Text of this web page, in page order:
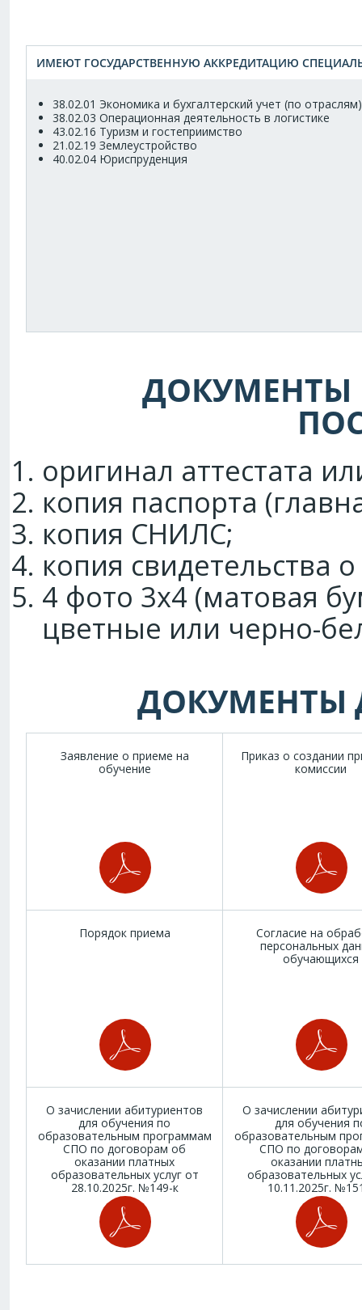
ИМЕЮТ ГОСУДАРСТВЕННУЮ АККРЕДИТАЦИЮ
38.02.01 Экономика и бухгалтерский учет (по отраслям)
38.02.03 Операционная деятельность в логистике
43.02.16 Туризм и гостеприимство
21.02.19 Землеустройство
40.02.04 Юриспруденция
оригинал аттестата
копия паспорта
копия СНИЛС;
копия свидетельства
4 фото 3х4 (матовая
цветные или черно-
ДОКУМЕНТЫ
Заявление о приеме на
обучение
Приказ о создании
комиссии
Порядок приема
Согласие на
персональных
обучающихся
О зачислении абитуриентов
для обучения по
образовательным программам
СПО по договорам об
оказании платных
образовательных услуг от
28.10.2025г. №149-к
О зачислении
для обучения
образовательным
СПО по
оказании
образовательных
10.11.2025г.